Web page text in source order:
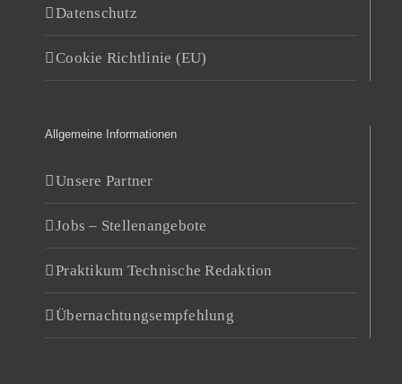
Datenschutz
Cookie Richtlinie (EU)
Allgemeine Informationen
Unsere Partner
Jobs – Stellenangebote
Praktikum Technische Redaktion
Übernachtungsempfehlung